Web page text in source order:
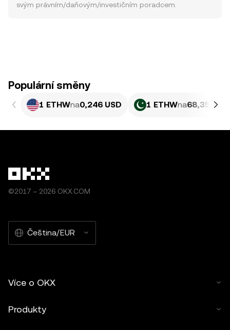
svým právním/daňovým/investičním poradcem.
Populární směny
1 ETHWna0,246 USD 1 ETHWna68,35 PKR
©2017 – 2026 OKX.COM
Čeština/EUR
Více o OKX
Produkty